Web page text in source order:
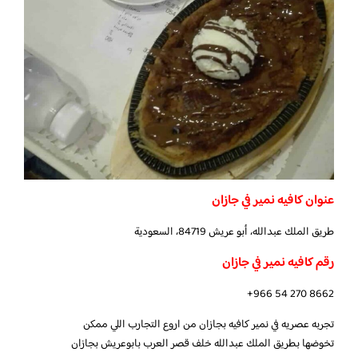
عنوان كافيه نمير في جازان
طريق الملك عبدالله، أبو عريش 84719، السعودية
رقم كافيه نمير في جازان
+966 54 270 8662
تجربه عصريه في نمير كافيه بجازان من اروع التجارب اللي ممكن
تخوضها بطريق الملك عبدالله خلف قصر العرب بابوعريش بجازان